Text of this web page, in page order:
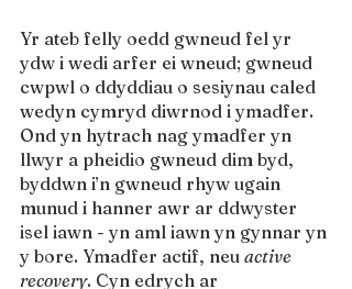
Yr ateb felly oedd gwneud fel yr
ydw i wedi arfer ei wneud; gwneud
cwpwl o ddyddiau o sesiynau caled
wedyn cymryd diwrnod i ymadfer.
Ond yn hytrach nag ymadfer yn
llwyr a pheidio gwneud dim byd,
byddwn i’n gwneud rhyw ugain
munud i hanner awr ar ddwyster
isel iawn - yn aml iawn yn gynnar yn
y bore. Ymadfer actif, neu active
recovery. Cyn edrych ar